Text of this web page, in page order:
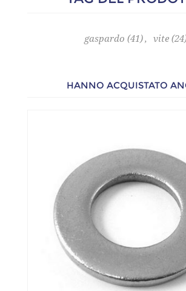
gaspardo (41), vite
HANNO ACQUISTATO